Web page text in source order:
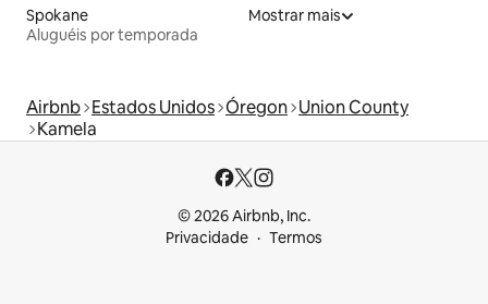
Spokane
Aluguéis por temporada
Mostrar mais
Airbnb Estados Unidos Óregon Union County
Kamela
© 2026 Airbnb, Inc.
Privacidade
Termos